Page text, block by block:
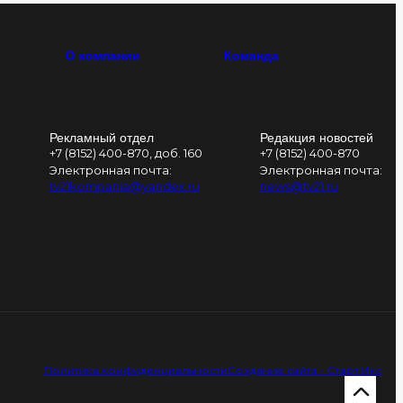
О компании
Команда
Рекламный отдел
+7 (8152) 400-870, доб. 160
Электронная почта:
tv21kompania@yandex.ru
Редакция новостей
+7 (8152) 400-870
Электронная почта:
news@tv21.ru
Политика конфиденциальностиСоздание сайта - Старт Икс